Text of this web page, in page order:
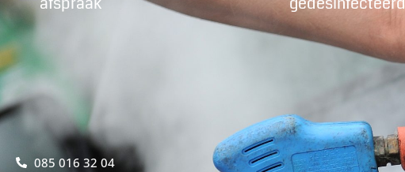
085 016 32 04